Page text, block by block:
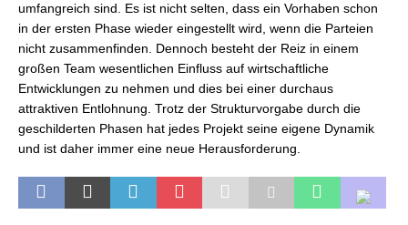
umfangreich sind. Es ist nicht selten, dass ein Vorhaben schon
in der ersten Phase wieder eingestellt wird, wenn die Parteien
nicht zusammenfinden. Dennoch besteht der Reiz in einem
großen Team wesentlichen Einfluss auf wirtschaftliche
Entwicklungen zu nehmen und dies bei einer durchaus
attraktiven Entlohnung. Trotz der Strukturvorgabe durch die
geschilderten Phasen hat jedes Projekt seine eigene Dynamik
und ist daher immer eine neue Herausforderung.